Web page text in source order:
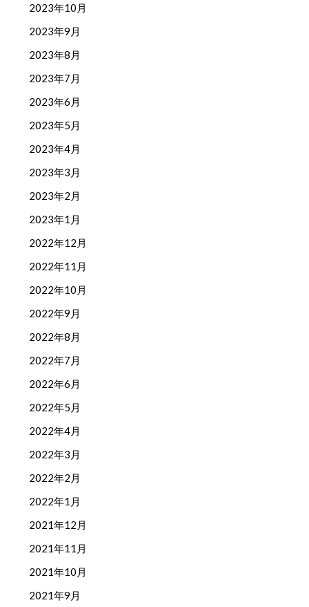
2023年10月
2023年9月
2023年8月
2023年7月
2023年6月
2023年5月
2023年4月
2023年3月
2023年2月
2023年1月
2022年12月
2022年11月
2022年10月
2022年9月
2022年8月
2022年7月
2022年6月
2022年5月
2022年4月
2022年3月
2022年2月
2022年1月
2021年12月
2021年11月
2021年10月
2021年9月